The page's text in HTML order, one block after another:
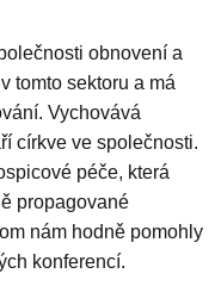
obnovení a
tomto sektoru a má
Vychovává
církve ve společnosti.
péče, která
propagované
nám hodně pomohly
konferencí.